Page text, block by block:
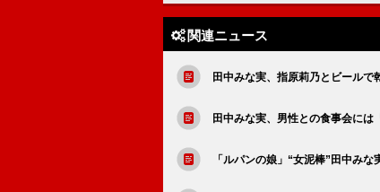
関連ニュース
田中みな実、指原莉乃とビール
田中みな実、男性との食事会に
「ルパンの娘」“女泥棒”田中み